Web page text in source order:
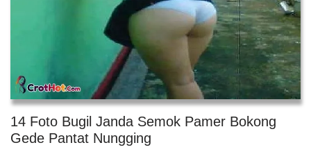
14 Foto Bugil Janda Semok Pamer Bokong
Gede Pantat Nungging